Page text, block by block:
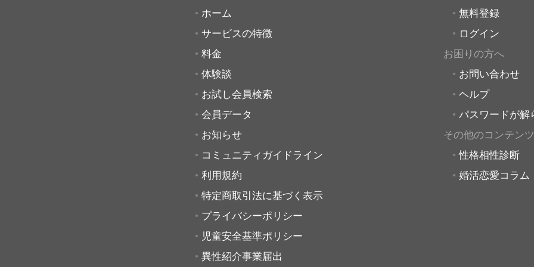
ホーム
サービスの特徴
料金
体験談
お試し会員検索
会員データ
お知らせ
コミュニティガイドライン
利用規約
特定商取引法に基づく表示
プライバシーポリシー
児童安全基準ポリシー
異性紹介事業届出
無料登録
ログイン
お困りの方へ
お問い合わせ
ヘルプ
パスワードが解
その他のコンテンツ
性格相性診断
婚活恋愛コラム